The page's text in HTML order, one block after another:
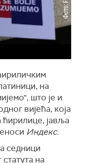
на
што је и
вијећа, која
јавља
Индекс.
седници
на